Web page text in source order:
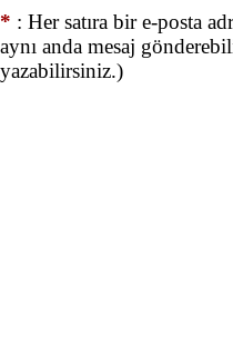
* : Her satıra bir e-posta
aynı anda mesaj
yazabilirsiniz.)